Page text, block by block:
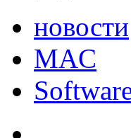
новости
MAC